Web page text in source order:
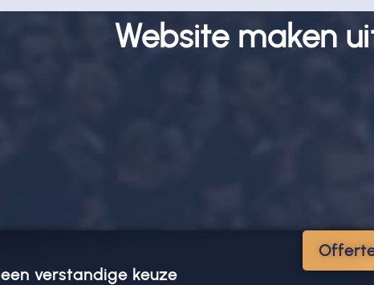
Website maken
een verstandige keuze